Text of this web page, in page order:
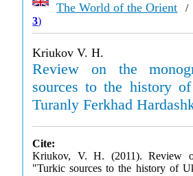
The World of the Orient /
3)
Kriukov V. H.
Review on the
sources to the history
Turanly Ferkhad
Cite:
Kriukov, V. H. (2011). Review
"Turkic sources to the history of